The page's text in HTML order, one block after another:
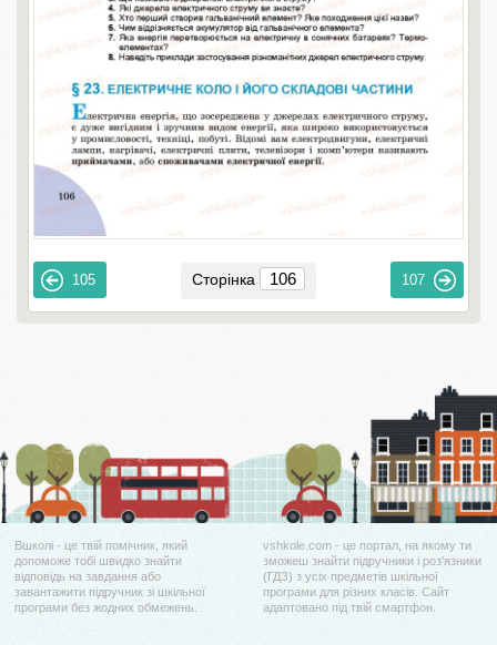
105 Сторінка 107
Вшколі - це твій помічник, який
допоможе тобі швидко знайти
відповідь на завдання або
завантажити підручник зі шкільної
програми без жодних обмежень.
vshkole.com - це портал, на якому ти
зможеш знайти підручники і роз'язники
(ГДЗ) з усіх предметів шкільної
програми для різних класів. Сайт
адаптовано під твій смартфон.